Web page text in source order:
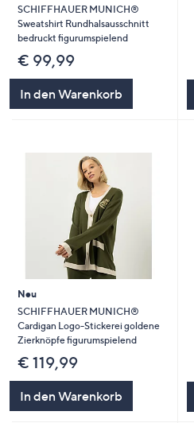
SCHIFFHAUER MUNICH®
Sweatshirt Rundhalsausschnitt
bedruckt figurumspielend
€ 99,99
In den Warenkorb
Neu
SCHIFFHAUER MUNICH®
Cardigan Logo-Stickerei goldene
Zierknöpfe figurumspielend
€ 119,99
In den Warenkorb